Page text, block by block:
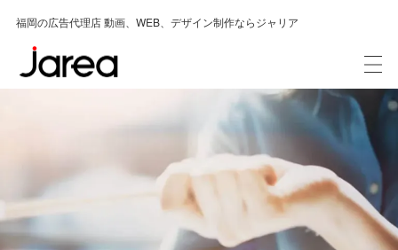
福岡の広告代理店 動画、WEB、デザイン制作ならジャリア